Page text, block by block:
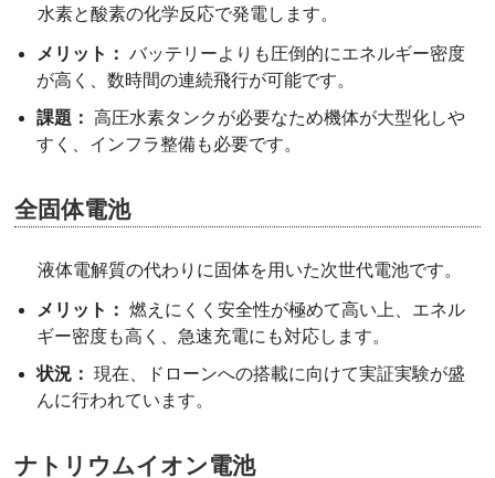
水素と酸素の化学反応で発電します。
メリット： バッテリーよりも圧倒的にエネルギー密度
が高く、数時間の連続飛行が可能です。
課題： 高圧水素タンクが必要なため機体が大型化しや
すく、インフラ整備も必要です。
全固体電池
液体電解質の代わりに固体を用いた次世代電池です。
メリット： 燃えにくく安全性が極めて高い上、エネル
ギー密度も高く、急速充電にも対応します。
状況： 現在、ドローンへの搭載に向けて実証実験が盛
んに行われています。
ナトリウムイオン電池